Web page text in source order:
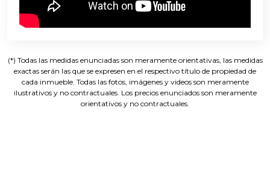
(*) Todas las medidas enunciadas son meramente orientativas, las medidas
exactas serán las que se expresen en el respectivo título de propiedad de
cada inmueble. Todas las fotos, imágenes y videos son meramente
ilustrativos y no contractuales. Los precios enunciados son meramente
orientativos y no contractuales.